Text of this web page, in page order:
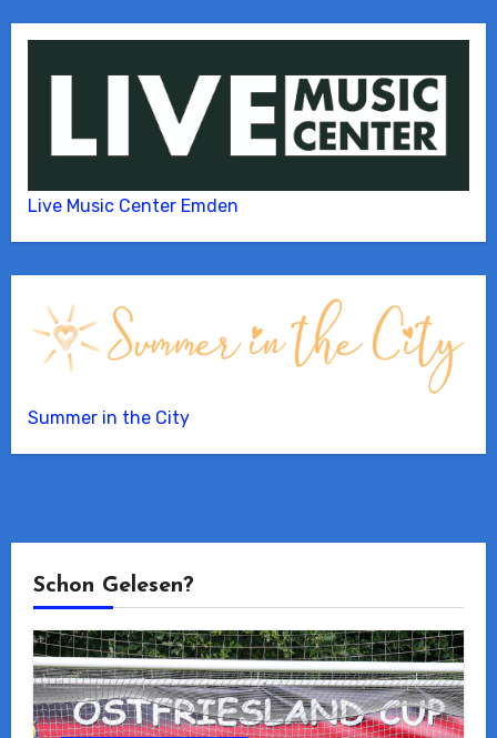
Live Music Center Emden
Summer in the City
Schon Gelesen?